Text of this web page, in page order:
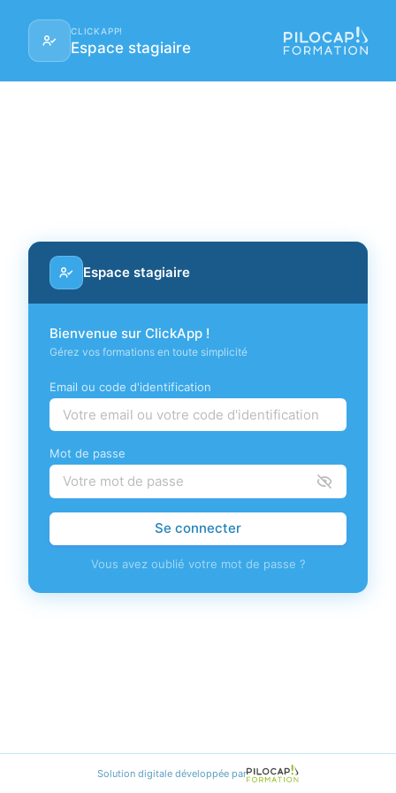
CLICKAPP!
Espace stagiaire
Espace stagiaire
Bienvenue sur ClickApp !
Gérez vos formations en toute simplicité
Email ou code d'identification
Mot de passe
Se connecter
Vous avez oublié votre mot de passe ?
Solution digitale développée par